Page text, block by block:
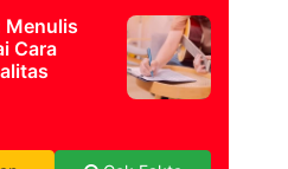
Menulis
Cara